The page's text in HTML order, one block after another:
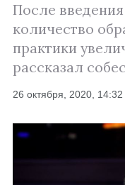
После
количество
практики
рассказал
26 октября, 2020,